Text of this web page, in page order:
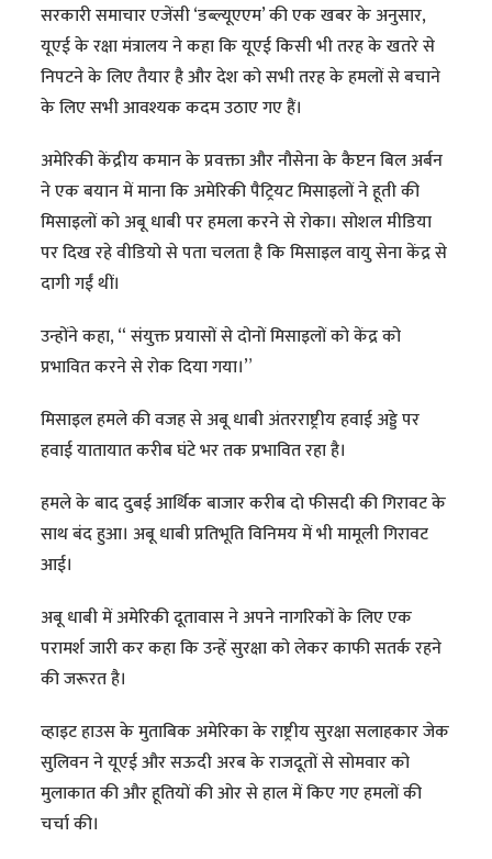
सरकारी समाचार एजेंसी ‘डब्ल्यूएएम’ की एक खबर के अनुसार,
यूएई के रक्षा मंत्रालय ने कहा कि यूएई किसी भी तरह के खतरे से
निपटने के लिए तैयार है और देश को सभी तरह के हमलों से बचाने
के लिए सभी आवश्यक कदम उठाए गए हैं।
अमेरिकी केंद्रीय कमान के प्रवक्ता और नौसेना के कैप्टन बिल अर्बन
ने एक बयान में माना कि अमेरिकी पैट्रियट मिसाइलों ने हूती की
मिसाइलों को अबू धाबी पर हमला करने से रोका। सोशल मीडिया
पर दिख रहे वीडियो से पता चलता है कि मिसाइल वायु सेना केंद्र से
दागी गईं थीं।
उन्होंने कहा, “ संयुक्त प्रयासों से दोनों मिसाइलों को केंद्र को
प्रभावित करने से रोक दिया गया।”
मिसाइल हमले की वजह से अबू धाबी अंतरराष्ट्रीय हवाई अड्डे पर
हवाई यातायात करीब घंटे भर तक प्रभावित रहा है।
हमले के बाद दुबई आर्थिक बाजार करीब दो फीसदी की गिरावट के
साथ बंद हुआ। अबू धाबी प्रतिभूति विनिमय में भी मामूली गिरावट
आई।
अबू धाबी में अमेरिकी दूतावास ने अपने नागरिकों के लिए एक
परामर्श जारी कर कहा कि उन्हें सुरक्षा को लेकर काफी सतर्क रहने
की जरूरत है।
व्हाइट हाउस के मुताबिक अमेरिका के राष्ट्रीय सुरक्षा सलाहकार जेक
सुलिवन ने यूएई और सऊदी अरब के राजदूतों से सोमवार को
मुलाकात की और हूतियों की ओर से हाल में किए गए हमलों की
चर्चा की।